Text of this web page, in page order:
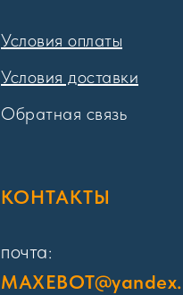
Условия оплаты
Условия доставки
Обратная связь
КОНТАКТЫ
почта: